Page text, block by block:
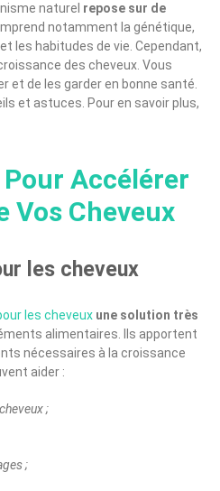
naturel repose sur de
notamment la génétique,
les habitudes de vie. Cependant,
des cheveux. Vous
et de les garder en bonne santé.
et astuces. Pour en savoir plus,
Accélérer
Vos Cheveux
les cheveux
les cheveux une solution très
alimentaires. Ils apportent
nécessaires à la croissance
aider :
;
;